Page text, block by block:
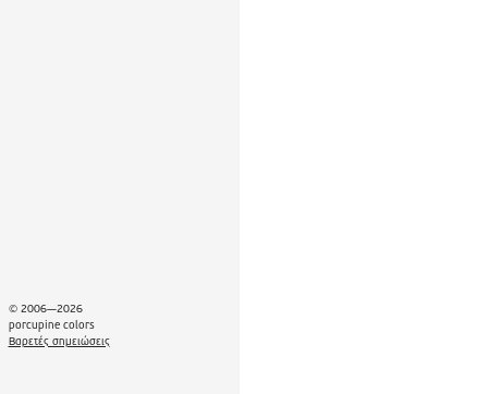
© 2006—2026
porcupine colors
Βαρετές σημειώσεις